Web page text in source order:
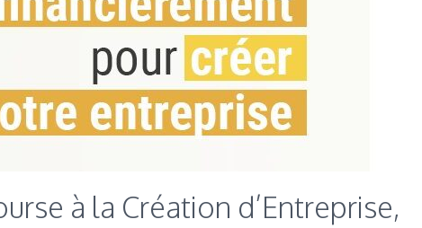
à la Création d’Entreprise,